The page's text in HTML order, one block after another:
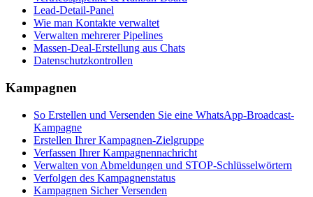
Lead-Detail-Panel
Wie man Kontakte verwaltet
Verwalten mehrerer Pipelines
Massen-Deal-Erstellung aus Chats
Datenschutzkontrollen
Kampagnen
So Erstellen und Versenden Sie eine WhatsApp-Broadcast-
Kampagne
Erstellen Ihrer Kampagnen-Zielgruppe
Verfassen Ihrer Kampagnennachricht
Verwalten von Abmeldungen und STOP-Schlüsselwörtern
Verfolgen des Kampagnenstatus
Kampagnen Sicher Versenden